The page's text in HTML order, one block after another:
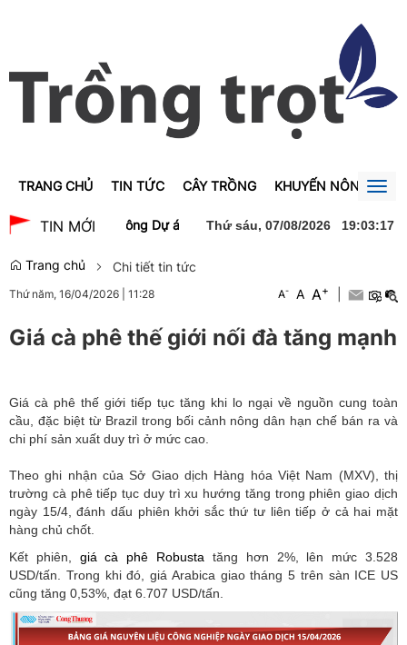
TRANG CHỦ TIN TỨC CÂY TRỒNG KHUYẾN NÔNG
TIN MỚI
Trà dự lễ khởi công Dự án xây dựng Trường Trung học phổ thông
Thứ sáu, 07/08/2026 19:03:17
Trang chủ Chi tiết tin tức
Thứ năm, 16/04/2026 11:28 A- A A+
Giá cà phê thế giới nối đà tăng mạnh
Giá cà phê thế giới tiếp tục tăng khi lo ngại về nguồn cung toàn
cầu, đặc biệt từ Brazil trong bối cảnh nông dân hạn chế bán ra và
chi phí sản xuất duy trì ở mức cao.
Theo ghi nhận của Sở Giao dịch Hàng hóa Việt Nam (MXV), thị
trường cà phê tiếp tục duy trì xu hướng tăng trong phiên giao dịch
ngày 15/4, đánh dấu phiên khởi sắc thứ tư liên tiếp ở cả hai mặt
hàng chủ chốt.
Kết phiên, giá cà phê Robusta tăng hơn 2%, lên mức 3.528
USD/tấn. Trong khi đó, giá Arabica giao tháng 5 trên sàn ICE US
cũng tăng 0,53%, đạt 6.707 USD/tấn.